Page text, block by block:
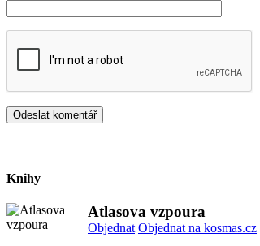
Knihy
Atlasova vzpoura
Objednat Objednat na kosmas.cz